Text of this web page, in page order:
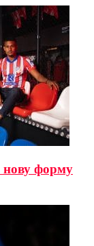
нову форму